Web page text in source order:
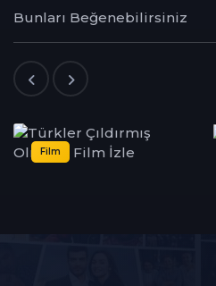
Bunları Beğenebilirsiniz
Dizi